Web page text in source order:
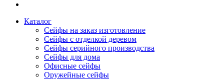
Каталог
Сейфы на заказ изготовление
Сейфы с отделкой деревом
Сейфы серийного производства
Сейфы для дома
Офисные сейфы
Оружейные сейфы